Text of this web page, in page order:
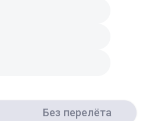
Без перелёта